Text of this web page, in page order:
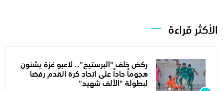
الأكثر قراءة
ركض خلف "البرستيج".. لاعبو غزة يشنون
هجوماً حاداً على اتحاد كرة القدم رفضا
لبطولة "الألف شهيد"